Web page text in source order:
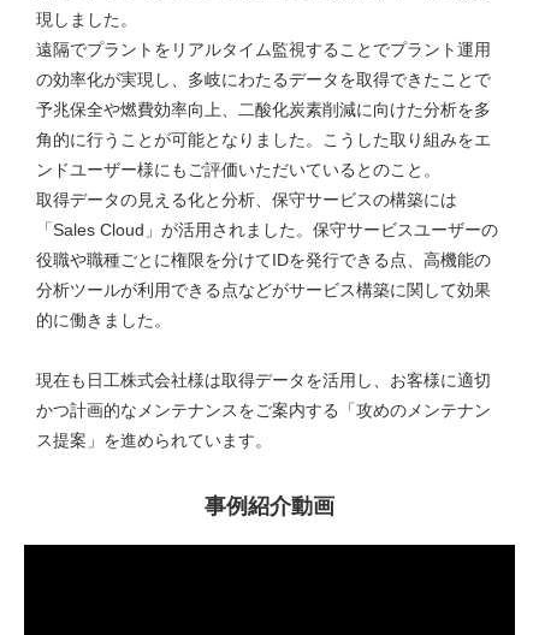
現しました。
遠隔でプラントをリアルタイム監視することでプラント運用
の効率化が実現し、多岐にわたるデータを取得できたことで
予兆保全や燃費効率向上、二酸化炭素削減に向けた分析を多
角的に行うことが可能となりました。こうした取り組みをエ
ンドユーザー様にもご評価いただいているとのこと。
取得データの見える化と分析、保守サービスの構築には
「Sales Cloud」が活用されました。保守サービスユーザーの
役職や職種ごとに権限を分けてIDを発行できる点、高機能の
分析ツールが利用できる点などがサービス構築に関して効果
的に働きました。
現在も日工株式会社様は取得データを活用し、お客様に適切
かつ計画的なメンテナンスをご案内する「攻めのメンテナン
ス提案」を進められています。
事例紹介動画